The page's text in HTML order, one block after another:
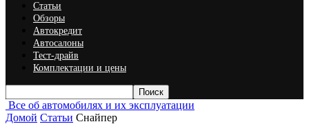
Статьи
Обзоры
Автокредит
Автосалоны
Тест-драйв
Комплектации и цены
Все об автомобилях и их эксплуатации
Домой Статьи Снайпер